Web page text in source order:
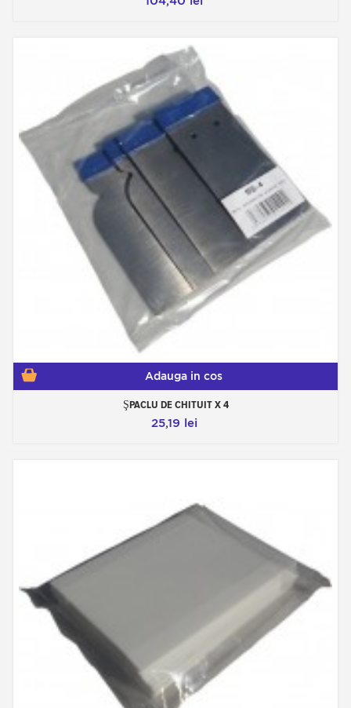
Adauga in cos
ŞPACLU DE CHITUIT X 4
25,19 lei